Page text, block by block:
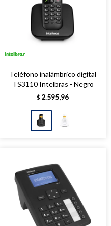
Teléfono inalámbrico digital
TS3110 Intelbras - Negro
$ 2.595,96